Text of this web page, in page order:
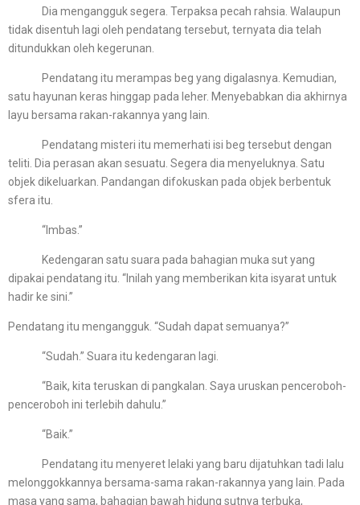
Dia mengangguk segera. Terpaksa pecah rahsia. Walaupun
tidak disentuh lagi oleh pendatang tersebut, ternyata dia telah
ditundukkan oleh kegerunan.
Pendatang itu merampas beg yang digalasnya. Kemudian,
satu hayunan keras hinggap pada leher. Menyebabkan dia akhirnya
layu bersama rakan-rakannya yang lain.
Pendatang misteri itu memerhati isi beg tersebut dengan
teliti. Dia perasan akan sesuatu. Segera dia menyeluknya. Satu
objek dikeluarkan. Pandangan difokuskan pada objek berbentuk
sfera itu.
“Imbas.”
Kedengaran satu suara pada bahagian muka sut yang
dipakai pendatang itu. “Inilah yang memberikan kita isyarat untuk
hadir ke sini.”
Pendatang itu mengangguk. “Sudah dapat semuanya?”
“Sudah.” Suara itu kedengaran lagi.
“Baik, kita teruskan di pangkalan. Saya uruskan penceroboh-
penceroboh ini terlebih dahulu.”
“Baik.”
Pendatang itu menyeret lelaki yang baru dijatuhkan tadi lalu
melonggokkannya bersama-sama rakan-rakannya yang lain. Pada
masa yang sama, bahagian bawah hidung sutnya terbuka,